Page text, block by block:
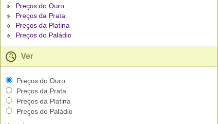
Preços do Ouro
Preços da Prata
Preços da Platina
Preços do Paládio
Ver
Preços do Ouro
Preços da Prata
Preços da Platina
Preços do Paládio